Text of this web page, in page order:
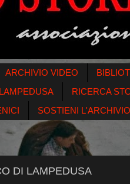
ARCHIVIO VIDEO
RICERCA
SOSTIENI
DI LAMPEDUSA